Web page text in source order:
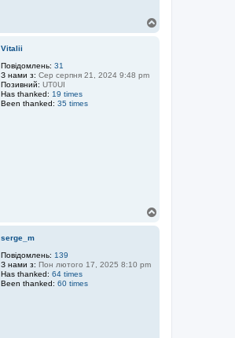
Vitalii
Повідомлень: 31
З нами з: Сер серпня 21, 2024 9:48 pm
Позивний: UT0UI
Has thanked: 19 times
Been thanked: 35 times
serge_m
Повідомлень: 139
З нами з: Пон лютого 17, 2025 8:10 pm
Has thanked: 64 times
Been thanked: 60 times